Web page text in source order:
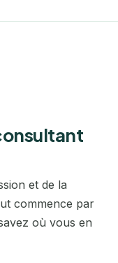
et de la
commence par
où vous en